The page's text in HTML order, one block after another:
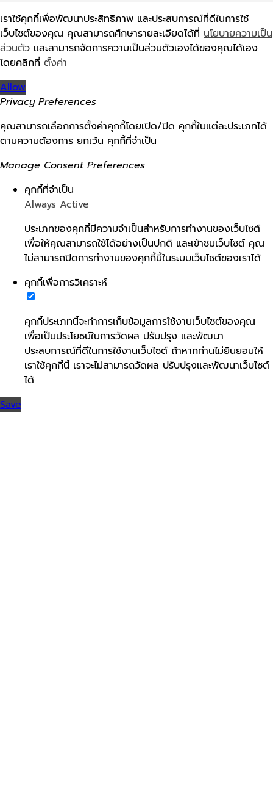
เราใช้คุกกี้เพื่อพัฒนาประสิทธิภาพ และประสบการณ์ที่ดีในการใช้
เว็บไซต์ของคุณ คุณสามารถศึกษารายละเอียดได้ที่ นโยบายความเป็น
ส่วนตัว และสามารถจัดการความเป็นส่วนตัวเองได้ของคุณได้เอง
โดยคลิกที่ ตั้งค่า
Allow
Privacy Preferences
คุณสามารถเลือกการตั้งค่าคุกกี้โดยเปิด/ปิด คุกกี้ในแต่ละประเภทได้
ตามความต้องการ ยกเว้น คุกกี้ที่จำเป็น
Manage Consent Preferences
คุกกี้ที่จำเป็น
Always Active
ประเภทของคุกกี้มีความจำเป็นสำหรับการทำงานของเว็บไซต์
เพื่อให้คุณสามารถใช้ได้อย่างเป็นปกติ และเข้าชมเว็บไซต์ คุณ
ไม่สามารถปิดการทำงานของคุกกี้นี้ในระบบเว็บไซต์ของเราได้
คุกกี้เพื่อการวิเคราะห์
คุกกี้ประเภทนี้จะทำการเก็บข้อมูลการใช้งานเว็บไซต์ของคุณ
เพื่อเป็นประโยชน์ในการวัดผล ปรับปรุง และพัฒนา
ประสบการณ์ที่ดีในการใช้งานเว็บไซต์ ถ้าหากท่านไม่ยินยอมให้
เราใช้คุกกี้นี้ เราจะไม่สามารถวัดผล ปรับปรุงและพัฒนาเว็บไซต์
ได้
Save